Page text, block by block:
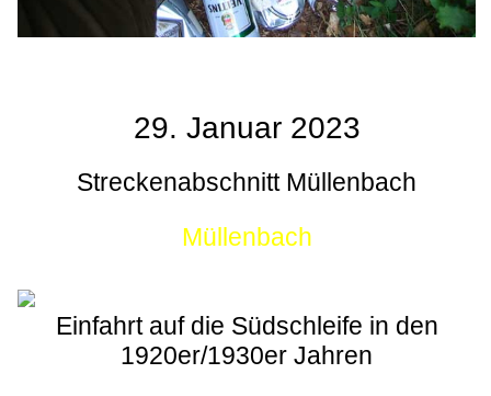
29. Januar 2023
Streckenabschnitt Müllenbach
Müllenbach
Einfahrt auf die Südschleife in den
1920er/1930er Jahren